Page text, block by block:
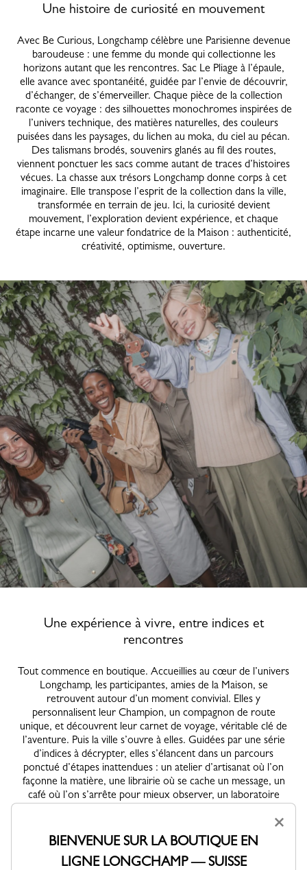
Une histoire de curiosité en mouvement
Avec Be Curious, Longchamp célèbre une Parisienne devenue
baroudeuse : une femme du monde qui collectionne les
horizons autant que les rencontres. Sac Le Pliage à l’épaule,
elle avance avec spontanéité, guidée par l’envie de découvrir,
d’échanger, de s’émerveiller. Chaque pièce de la collection
raconte ce voyage : des silhouettes monochromes inspirées de
l’univers technique, des matières naturelles, des couleurs
puisées dans les paysages, du lichen au moka, du ciel au pécan.
Des talismans brodés, souvenirs glanés au fil des routes,
viennent ponctuer les sacs comme autant de traces d’histoires
vécues. La chasse aux trésors Longchamp donne corps à cet
imaginaire. Elle transpose l’esprit de la collection dans la ville,
transformée en terrain de jeu. Ici, la curiosité devient
mouvement, l’exploration devient expérience, et chaque
étape incarne une valeur fondatrice de la Maison : authenticité,
créativité, optimisme, ouverture.
Une expérience à vivre, entre indices et
rencontres
Tout commence en boutique. Accueillies au cœur de l’univers
Longchamp, les participantes, amies de la Maison, se
retrouvent autour d’un moment convivial. Elles y
personnalisent leur Champion, un compagnon de route
unique, et découvrent leur carnet de voyage, véritable clé de
l’aventure. Puis la ville s’ouvre à elles. Guidées par une série
d’indices à décrypter, elles s’élancent dans un parcours
ponctué d’étapes inattendues : un atelier d’artisanat où l’on
façonne la matière, une librairie où se cache un message, un
café où l’on s’arrête pour mieux observer, un laboratoire
photo où l’image se révèle lentement. Chaque lieu devient une
expérience, chaque expérience une interprétation vivante des
valeurs Longchamp. Au fil du parcours, les indices se dévoilent
: parfois dans un carnet, parfois au détour d’une rencontre,
parfois entre les mains d’un personnage inattendu. Le jeu se
×
BIENVENUE SUR LA BOUTIQUE EN
LIGNE LONGCHAMP — SUISSE